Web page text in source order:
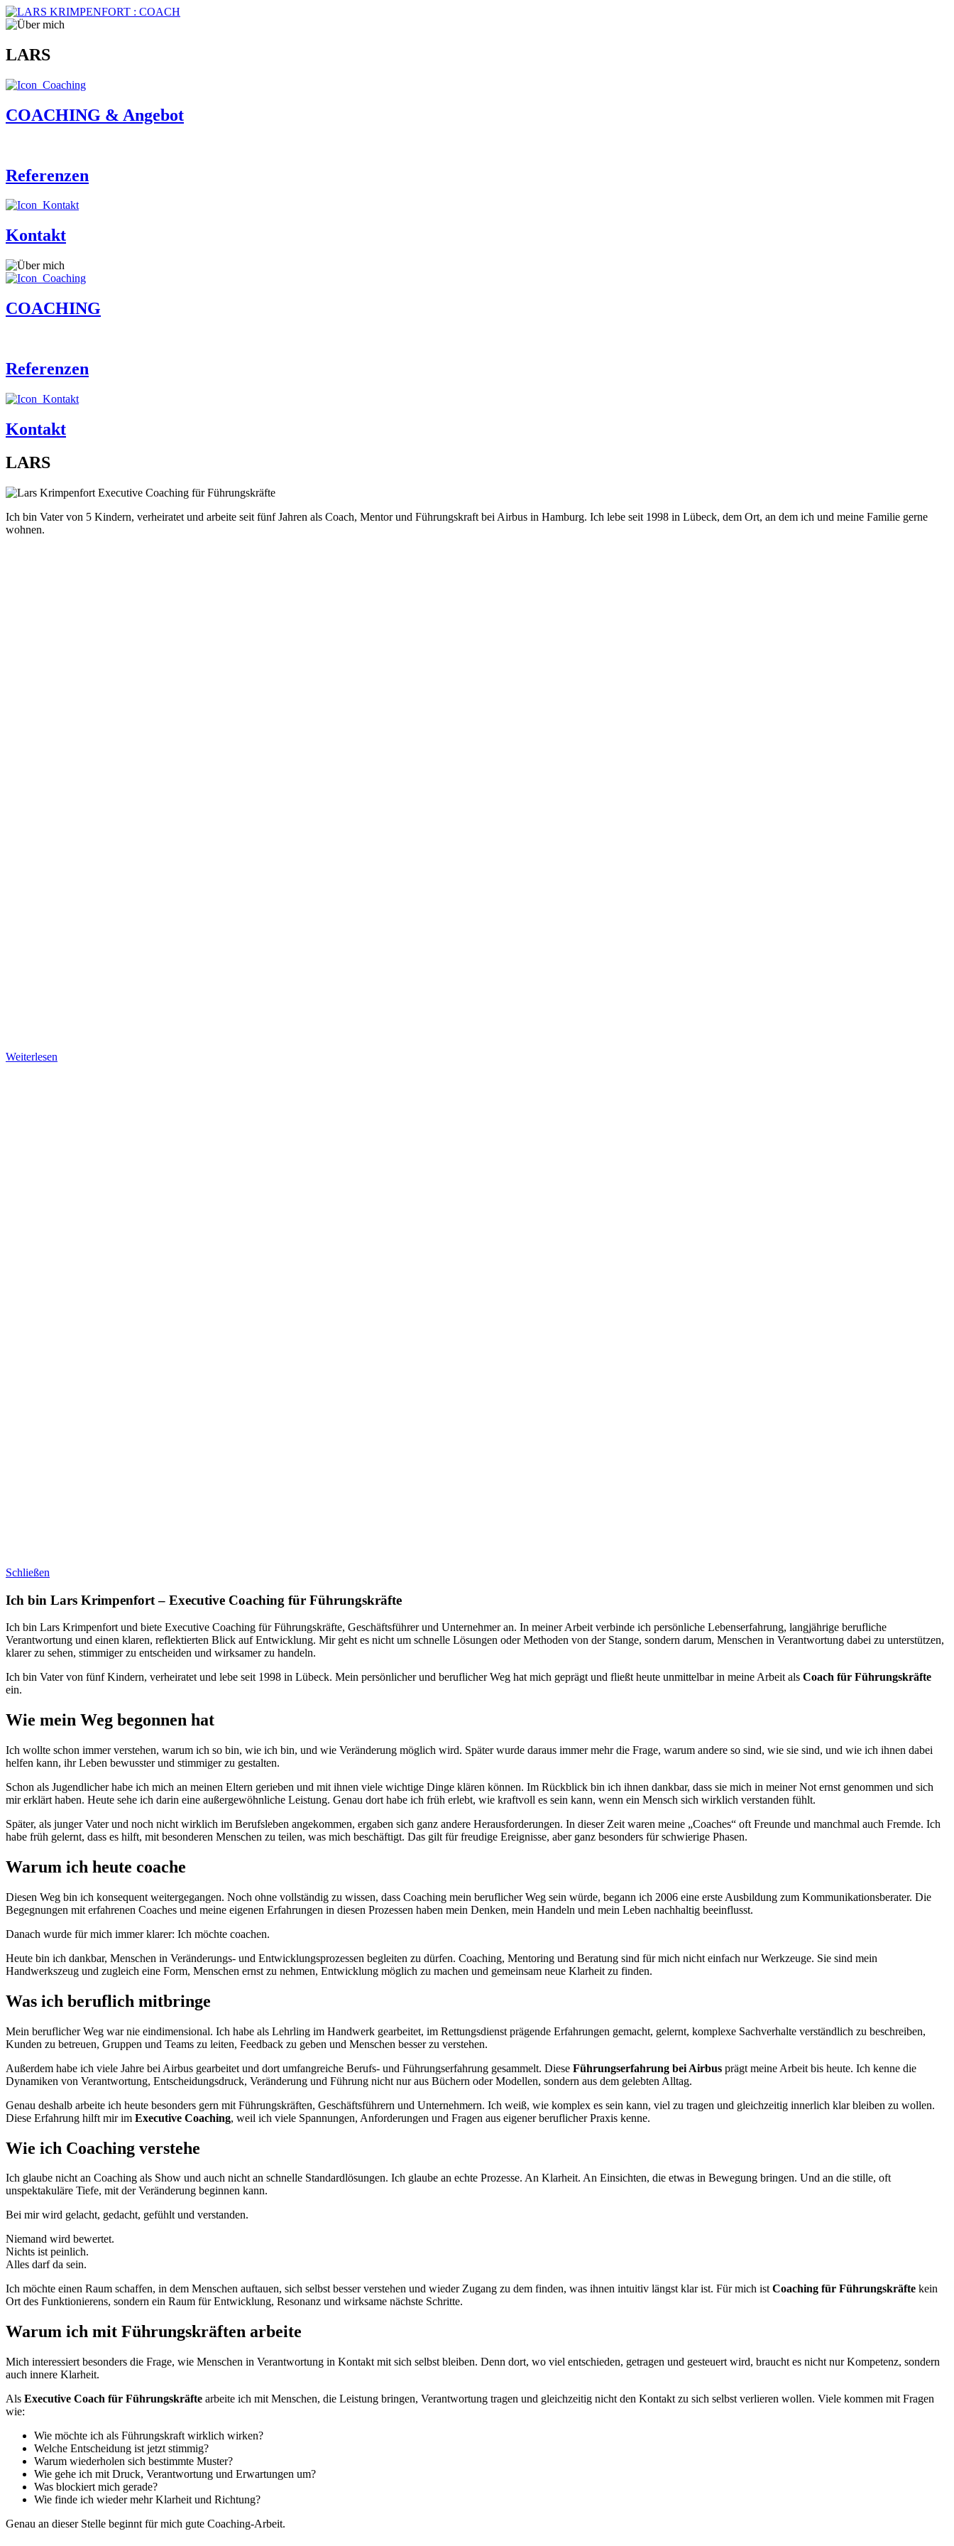
LARS
COACHING & Angebot
Referenzen
Kontakt
COACHING
Referenzen
Kontakt
LARS
Ich bin Vater von 5 Kindern, verheiratet und arbeite seit fünf Jahren als Coach, Mentor und Führungskraft bei Airbus in Hamburg. Ich lebe seit 1998 in Lübeck, dem Ort, an dem ich und meine Familie gerne
wohnen.
Weiterlesen
Schließen
Ich bin Lars Krimpenfort – Executive Coaching für Führungskräfte
Ich bin Lars Krimpenfort und biete Executive Coaching für Führungskräfte, Geschäftsführer und Unternehmer an. In meiner Arbeit verbinde ich persönliche Lebenserfahrung, langjährige berufliche
Verantwortung und einen klaren, reflektierten Blick auf Entwicklung. Mir geht es nicht um schnelle Lösungen oder Methoden von der Stange, sondern darum, Menschen in Verantwortung dabei zu unterstützen,
klarer zu sehen, stimmiger zu entscheiden und wirksamer zu handeln.
Ich bin Vater von fünf Kindern, verheiratet und lebe seit 1998 in Lübeck. Mein persönlicher und beruflicher Weg hat mich geprägt und fließt heute unmittelbar in meine Arbeit als Coach für Führungskräfte
ein.
Wie mein Weg begonnen hat
Ich wollte schon immer verstehen, warum ich so bin, wie ich bin, und wie Veränderung möglich wird. Später wurde daraus immer mehr die Frage, warum andere so sind, wie sie sind, und wie ich ihnen dabei
helfen kann, ihr Leben bewusster und stimmiger zu gestalten.
Schon als Jugendlicher habe ich mich an meinen Eltern gerieben und mit ihnen viele wichtige Dinge klären können. Im Rückblick bin ich ihnen dankbar, dass sie mich in meiner Not ernst genommen und sich
mir erklärt haben. Heute sehe ich darin eine außergewöhnliche Leistung. Genau dort habe ich früh erlebt, wie kraftvoll es sein kann, wenn ein Mensch sich wirklich verstanden fühlt.
Später, als junger Vater und noch nicht wirklich im Berufsleben angekommen, ergaben sich ganz andere Herausforderungen. In dieser Zeit waren meine „Coaches“ oft Freunde und manchmal auch Fremde. Ich
habe früh gelernt, dass es hilft, mit besonderen Menschen zu teilen, was mich beschäftigt. Das gilt für freudige Ereignisse, aber ganz besonders für schwierige Phasen.
Warum ich heute coache
Diesen Weg bin ich konsequent weitergegangen. Noch ohne vollständig zu wissen, dass Coaching mein beruflicher Weg sein würde, begann ich 2006 eine erste Ausbildung zum Kommunikationsberater. Die
Begegnungen mit erfahrenen Coaches und meine eigenen Erfahrungen in diesen Prozessen haben mein Denken, mein Handeln und mein Leben nachhaltig beeinflusst.
Danach wurde für mich immer klarer: Ich möchte coachen.
Heute bin ich dankbar, Menschen in Veränderungs- und Entwicklungsprozessen begleiten zu dürfen. Coaching, Mentoring und Beratung sind für mich nicht einfach nur Werkzeuge. Sie sind mein
Handwerkszeug und zugleich eine Form, Menschen ernst zu nehmen, Entwicklung möglich zu machen und gemeinsam neue Klarheit zu finden.
Was ich beruflich mitbringe
Mein beruflicher Weg war nie eindimensional. Ich habe als Lehrling im Handwerk gearbeitet, im Rettungsdienst prägende Erfahrungen gemacht, gelernt, komplexe Sachverhalte verständlich zu beschreiben,
Kunden zu betreuen, Gruppen und Teams zu leiten, Feedback zu geben und Menschen besser zu verstehen.
Außerdem habe ich viele Jahre bei Airbus gearbeitet und dort umfangreiche Berufs- und Führungserfahrung gesammelt. Diese Führungserfahrung bei Airbus prägt meine Arbeit bis heute. Ich kenne die
Dynamiken von Verantwortung, Entscheidungsdruck, Veränderung und Führung nicht nur aus Büchern oder Modellen, sondern aus dem gelebten Alltag.
Genau deshalb arbeite ich heute besonders gern mit Führungskräften, Geschäftsführern und Unternehmern. Ich weiß, wie komplex es sein kann, viel zu tragen und gleichzeitig innerlich klar bleiben zu wollen.
Diese Erfahrung hilft mir im Executive Coaching, weil ich viele Spannungen, Anforderungen und Fragen aus eigener beruflicher Praxis kenne.
Wie ich Coaching verstehe
Ich glaube nicht an Coaching als Show und auch nicht an schnelle Standardlösungen. Ich glaube an echte Prozesse. An Klarheit. An Einsichten, die etwas in Bewegung bringen. Und an die stille, oft
unspektakuläre Tiefe, mit der Veränderung beginnen kann.
Bei mir wird gelacht, gedacht, gefühlt und verstanden.
Niemand wird bewertet.
Nichts ist peinlich.
Alles darf da sein.
Ich möchte einen Raum schaffen, in dem Menschen auftauen, sich selbst besser verstehen und wieder Zugang zu dem finden, was ihnen intuitiv längst klar ist. Für mich istCoaching für Führungskräfte kein
Ort des Funktionierens, sondern ein Raum für Entwicklung, Resonanz und wirksame nächste Schritte.
Warum ich mit Führungskräften arbeite
Mich interessiert besonders die Frage, wie Menschen in Verantwortung in Kontakt mit sich selbst bleiben. Denn dort, wo viel entschieden, getragen und gesteuert wird, braucht es nicht nur Kompetenz, sondern
auch innere Klarheit.
Als Executive Coach für Führungskräfte arbeite ich mit Menschen, die Leistung bringen, Verantwortung tragen und gleichzeitig nicht den Kontakt zu sich selbst verlieren wollen. Viele kommen mit Fragen
wie:
Wie möchte ich als Führungskraft wirklich wirken?
Welche Entscheidung ist jetzt stimmig?
Warum wiederholen sich bestimmte Muster?
Wie gehe ich mit Druck, Verantwortung und Erwartungen um?
Was blockiert mich gerade?
Wie finde ich wieder mehr Klarheit und Richtung?
Genau an dieser Stelle beginnt für mich gute Coaching-Arbeit.